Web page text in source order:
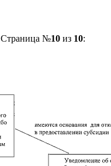
Страница №10из 10: